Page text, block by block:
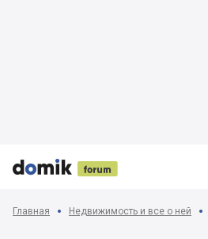


 

Главная Недвижимость и все о ней